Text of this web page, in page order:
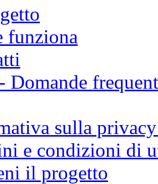
funziona
Domande
sulla
e condizioni di
il progetto